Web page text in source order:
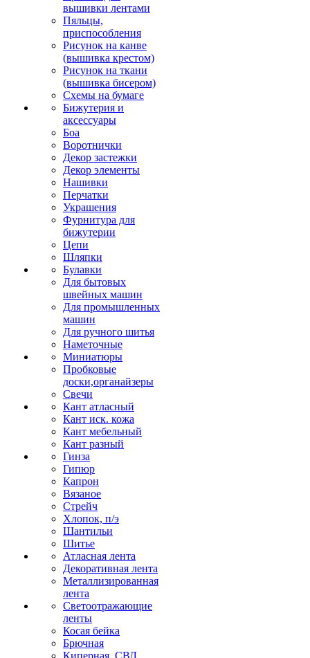
вышивки лентами
Пяльцы,
приспособления
Рисунок на канве
(вышивка крестом)
Рисунок на ткани
(вышивка бисером)
Схемы на бумаге
Бижутерия и
аксессуары
Боа
Воротнички
Декор застежки
Декор элементы
Нашивки
Перчатки
Украшения
Фурнитура для
бижутерии
Цепи
Шляпки
Булавки
Для бытовых
швейных машин
Для промышленных
машин
Для ручного шитья
Наметочные
Миниатюры
Пробковые
доски,органайзеры
Свечи
Кант атласный
Кант иск. кожа
Кант мебельный
Кант разный
Гинза
Гипюр
Капрон
Вязаное
Стрейч
Хлопок, п/э
Шантильи
Шитье
Атласная лента
Декоративная лента
Металлизированная
лента
Светоотражающие
ленты
Косая бейка
Брючная
Киперная, СВЛ